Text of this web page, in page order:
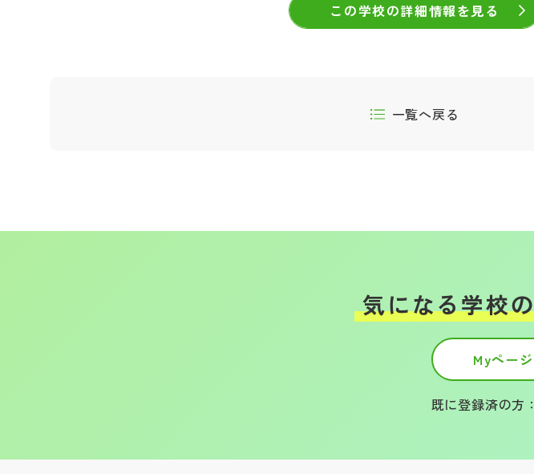
この学校の詳細情報を見る
一覧へ戻る
気になる学校
Myペー
既に登録済の方